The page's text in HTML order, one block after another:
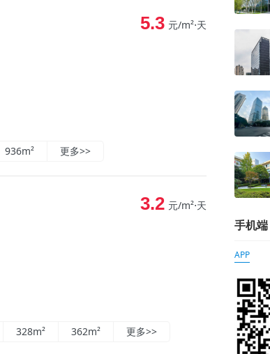
5.3 元/m²⋅天
936m² 更多>>
3.2 元/m²⋅天
328m² 362m² 更多>>
手机端
APP